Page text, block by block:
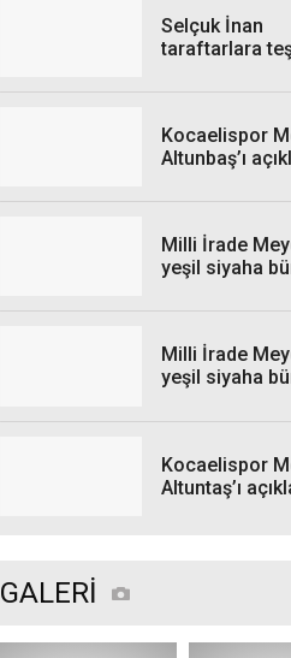
Selçuk İnan
taraftarlara
Kocaelispor
Altunbaş’ı
Milli İrade
yeşil siyaha
Milli İrade
yeşil siyaha
Kocaelispor
Altuntaş’ı
GALERİ